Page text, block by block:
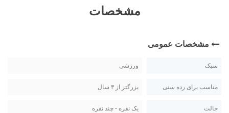
مشخصات
مشخصات عمومی
سبک ورزشی
مناسب برای رده سنی بزرگتر از ۳ سال
حالت یک نفره - چند نفره